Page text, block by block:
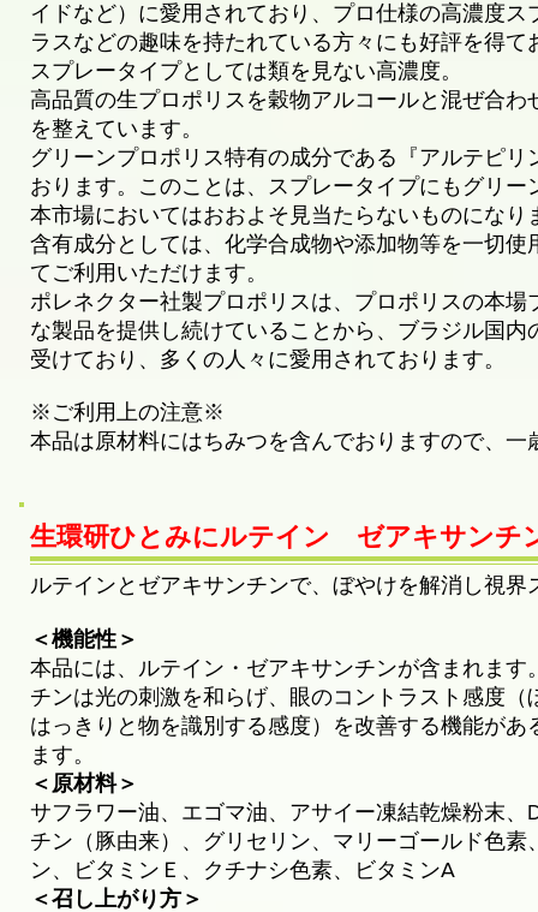
イドなど）に愛用されており、プロ仕様の高濃度
ラスなどの趣味を持たれている方々にも好評を得
スプレータイプとしては類を見ない高濃度。
高品質の生プロポリスを穀物アルコールと混ぜ合
を整えています。
グリーンプロポリス特有の成分である『アルテピ
おります。このことは、スプレータイプにもグリ
本市場においてはおおよそ見当たらないものになり
含有成分としては、化学合成物や添加物等を一切
てご利用いただけます。
ポレネクター社製プロポリスは、プロポリスの本
な製品を提供し続けていることから、ブラジル国
受けており、多くの人々に愛用されております。
※ご利用上の注意※
本品は原材料にはちみつを含んでおりますので、
生環研ひとみにルテイン ゼアキサンチ
ルテインとゼアキサンチンで、ぼやけを解消し視界
＜機能性＞
本品には、ルテイン・ゼアキサンチンが含まれます
チンは光の刺激を和らげ、眼のコントラスト感度（
はっきりと物を識別する感度）を改善する機能があ
ます。
＜原材料＞
サフラワー油、エゴマ油、アサイー凍結乾燥粉末、
チン（豚由来）、グリセリン、マリーゴールド色素
ン、ビタミンＥ、クチナシ色素、ビタミンA
＜召し上がり方＞